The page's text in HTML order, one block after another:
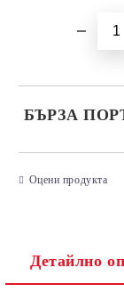
БЪРЗА
Оцени продукта
Детайлно